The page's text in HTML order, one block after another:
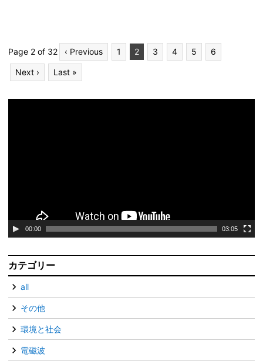
Page 2 of 32 ‹ Previous 1 2 3 4 5 6
Next › Last »
00:00 03:05
カテゴリー
all
その他
環境と社会
電磁波